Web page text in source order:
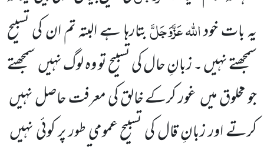
یہ بات خوداللّٰہعَزَّوَجَلَّبتارہا ہے البتہ تم ان کی تسبیح
سمجھتے نہیں ۔ زبانِ حال کی تسبیح تو وہ لوگ نہیں سمجھتے
جو مخلوق میںغور کرکے خالق کی معرفت حاصل نہیں
کرتے اور زبانِ قال کی تسبیح عمومی طور پر کوئی نہیں